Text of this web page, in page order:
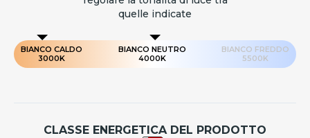
quelle indicate
BIANCO CALDO
3000K
BIANCO NEUTRO
4000K
BIANCO FREDDO
5500K
CLASSE ENERGETICA DEL PRODOTTO